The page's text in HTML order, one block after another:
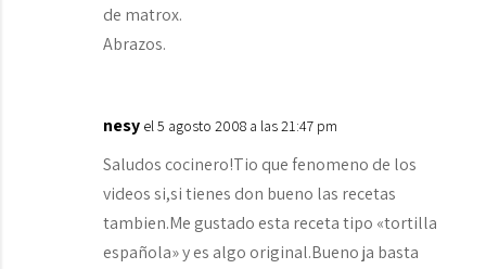
de matrox.
Abrazos.
nesy el 5 agosto 2008 a las 21:47 pm
Saludos cocinero!Tio que fenomeno de los
videos si,si tienes don bueno las recetas
tambien.Me gustado esta receta tipo «tortilla
española» y es algo original.Bueno ja basta